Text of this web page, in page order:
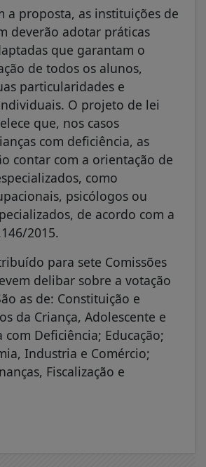
a proposta, as instituições de
deverão adotar práticas
que garantam o
de todos os alunos,
particularidades e
O projeto de lei
que, nos casos
com deficiência, as
contar com a orientação de
como
psicólogos ou
de acordo com a
2015.
para sete Comissões
delibar sobre a votação
as de: Constituição e
da Criança, Adolescente e
com Deficiência; Educação;
Industria e Comércio;
Fiscalização e